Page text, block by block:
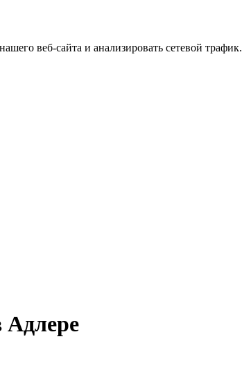
веб-сайта и анализировать сетевой трафик.
Адлере